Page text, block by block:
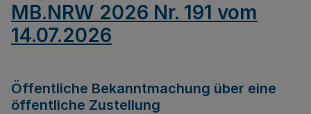
MB.NRW 2026 Nr. 191 vom
14.07.2026
Öffentliche Bekanntmachung über eine
öffentliche Zustellung